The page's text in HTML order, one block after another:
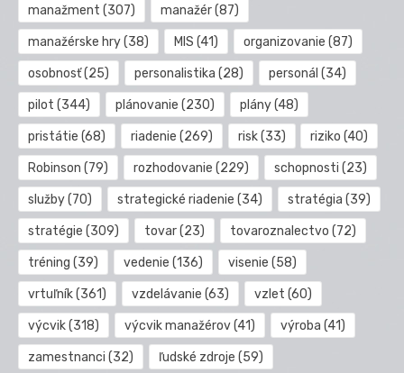
manažment (307) manažér(87)
manažérske hry(38) MIS (41) organizovanie (87)
osobnosť(25) personalistika (28) personál (34)
pilot (344) plánovanie (230) plány(48)
pristátie (68) riadenie (269) risk(33) riziko (40)
Robinson (79) rozhodovanie (229) schopnosti (23)
služby(70) strategické riadenie (34) stratégia (39)
stratégie (309) tovar(23) tovaroznalectvo (72)
tréning (39) vedenie (136) visenie (58)
vrtuľník(361) vzdelávanie (63) vzlet (60)
výcvik(318) výcvik manažérov(41) výroba (41)
zamestnanci (32) ľudské zdroje (59)